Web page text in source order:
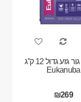
יוקנובה גור גזע גדול 12 ק''ג
Eukanuba
₪269